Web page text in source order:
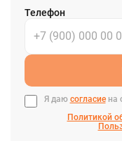
Телефон
Я даю согласиена
Политикой